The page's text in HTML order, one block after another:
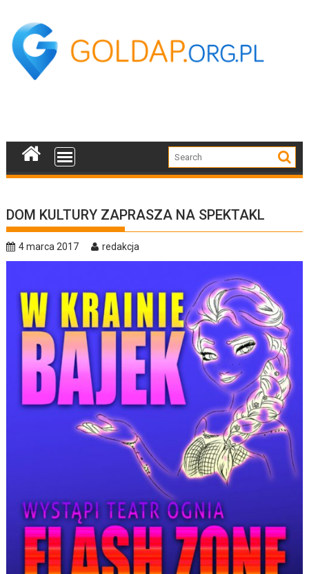
content
DOM KULTURY ZAPRASZA NA SPEKTAKL
4 marca 2017 redakcja